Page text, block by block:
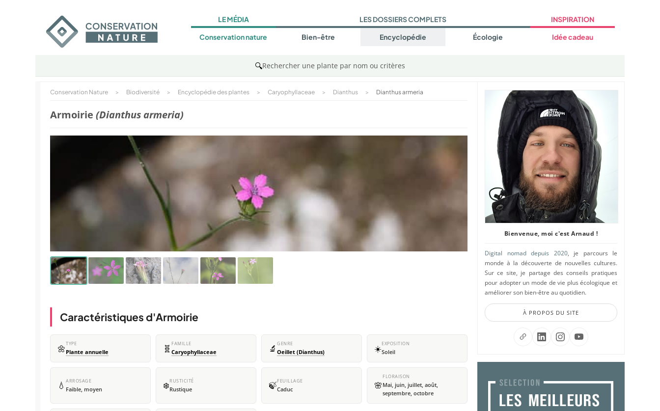
LE MÉDIA
Conservation nature
LES DOSSIERS COMPLETS
Bien-être Encyclopédie Écologie
INSPIRATION
Idée cadeau
🔍Rechercher une plante par nom ou critères
Conservation Nature > Biodiversité > Encyclopédie des plantes > Caryophyllaceae > Dianthus > Dianthus armeria
Armoirie (Dianthus armeria)
Caractéristiques d'Armoirie
🌼TYPE
Plante annuelle 🧬 FAMILLE
Caryophyllaceae 🔬 GENRE
Oeillet (Dianthus) ☀️EXPOSITION
Soleil
💧 ARROSAGE
Faible, moyen ❄️RUSTICITÉ
Rustique 🍃FEUILLAGE
Caduc 🌸
FLORAISON
Mai, juin, juillet, août,
septembre, octobre
Bienvenue, moi c'est Arnaud !
Digital nomad depuis 2020, je parcours le
monde à la découverte de nouvelles cultures.
Sur ce site, je partage des conseils pratiques
pour adopter un mode de vie plus écologique et
améliorer son bien-être au quotidien.
À PROPOS DU SITE